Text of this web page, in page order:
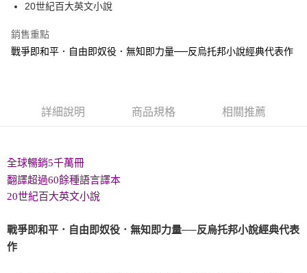
每筆NT$60，滿NT$499(含以上)免運費
20世紀百大英文小說
銷售重點
戰爭即和平．自由即奴役．無知即力量──反烏托邦小說經典代表作
詳細說明 商品規格 相關推薦
全球暢銷5千萬冊
翻譯超過60餘種語言譯本
20世紀百大英文小說
戰爭即和平．自由即奴役．無知即力量──反烏托邦小說經典代表
作